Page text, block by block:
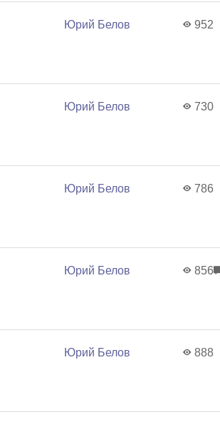
Юрий Белов 952
Юрий Белов 730
Юрий Белов 786
Юрий Белов 856
Юрий Белов 888